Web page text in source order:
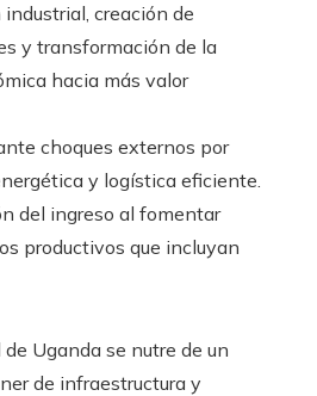
creación de
y transformación de la
hacia más valor
choques externos por
y logística eficiente.
del ingreso al fomentar
productivos que incluyan
Uganda se nutre de un
de infraestructura y